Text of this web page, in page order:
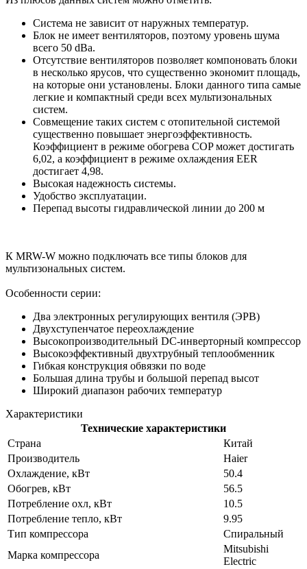
Система не зависит от наружных температур.
Блок не имеет вентиляторов, поэтому уровень шума
всего 50 dBa.
Отсутствие вентиляторов позволяет компоновать блоки
в несколько ярусов, что существенно экономит площадь,
на которые они установлены. Блоки данного типа самые
легкие и компактный среди всех мультизональных
систем.
Совмещение таких систем с отопительной системой
существенно повышает энергоэффективность.
Коэффициент в режиме обогрева COP может достигать
6,02, а коэффициент в режиме охлаждения EER
достигает 4,98.
Высокая надежность системы.
Удобство эксплуатации.
Перепад высоты гидравлической линии до 200 м
К MRW-W можно подключать все типы блоков для
мультизональных систем.
Особенности серии:
Два электронных регулирующих вентиля (ЭРВ)
Двухступенчатое переохлаждение
Высокопроизводительный DC-инверторный компрессор
Высокоэффективный двухтрубный теплообменник
Гибкая конструкция обвязки по воде
Большая длина трубы и большой перепад высот
Широкий диапазон рабочих температур
Характеристики
Технические характеристики
Страна
Китай
Производитель
Haier
Охлаждение, кВт
50.4
Обогрев, кВт
56.5
Потребление охл, кВт
10.5
Потребление тепло, кВт
9.95
Тип компрессора
Спиральный
Марка компрессора
Mitsubishi
Electric